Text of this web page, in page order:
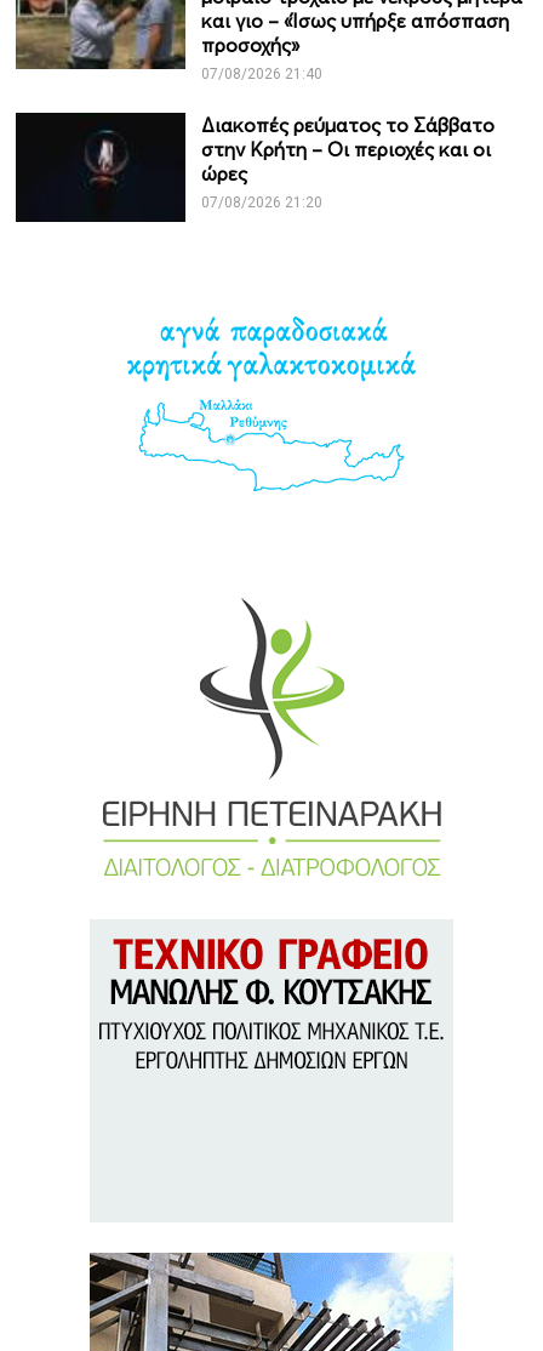
και γιο – «Ίσως υπήρξε απόσπαση
προσοχής»
07/08/2026 21:40
Διακοπές ρεύματος το Σάββατο
στην Κρήτη – Οι περιοχές και οι
ώρες
07/08/2026 21:20